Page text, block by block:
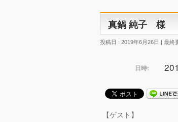
真鍋 純子 様
投稿日 : 2019年6月26日 最終
日時:
【ゲスト】